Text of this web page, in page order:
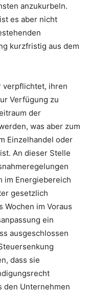
anzukurbeln.
es aber nicht
kurzfristig aus dem
verpflichtet, ihren
Verfügung zu
der
was aber zum
Einzelhandel oder
An dieser Stelle
im Energiebereich
gesetzlich
im Voraus
ein
ausgeschlossen
dass sie
den Unternehmen